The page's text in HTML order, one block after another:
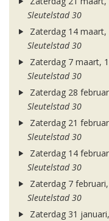
Sleutelstad 30
Zaterdag 14 maart,
Sleutelstad 30
Zaterdag 7 maart,
Sleutelstad 30
Zaterdag 28
Sleutelstad 30
Zaterdag 21
Sleutelstad 30
Zaterdag 14
Sleutelstad 30
Zaterdag 7
Sleutelstad 30
Zaterdag 31